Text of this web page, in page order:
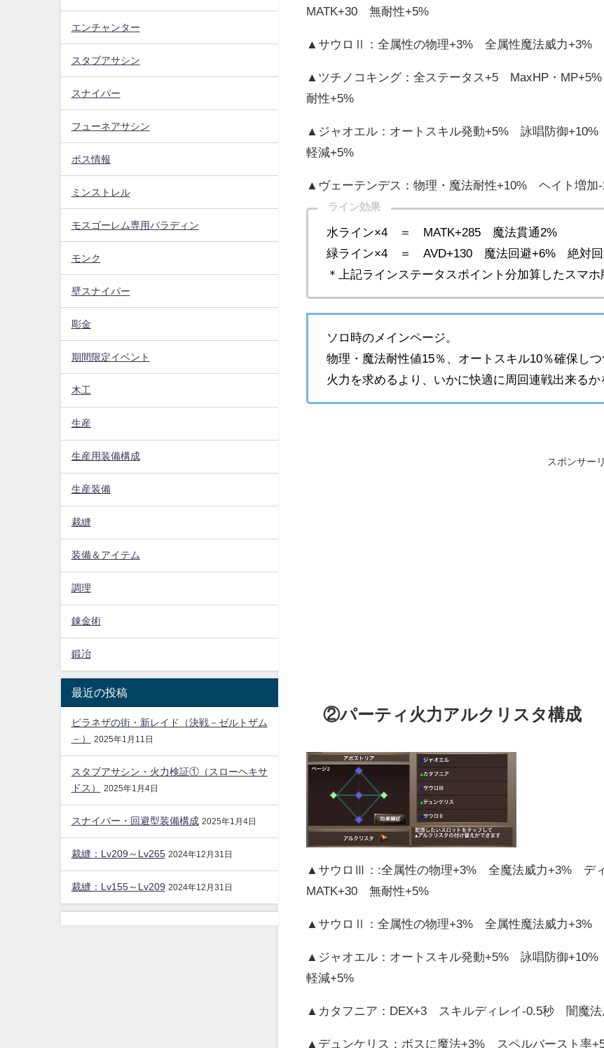
MATK+30 無耐性+5%
▲サウロⅡ：全属性の物理+3% 全属性魔法威力+3%
▲ツチノコキング：全ステータス+5 MaxHP・
耐性+5%
▲ジャオエル：オートスキル発動+5% 詠唱防御
軽減+5%
▲ヴェーテンデス：物理・魔法耐性+10% ヘイト増
ライン効果
水ライン×4 ＝ MATK+285 魔法貫通2%
緑ライン×4 ＝ AVD+130 魔法回避+6% 絶対回
＊上記ラインステータスポイント分加算したスマホ
ソロ時のメインページ。
物理・魔法耐性値15％、オートスキル10％確保しつ
火力を求めるより、いかに快適に周回連戦出来るか
スポンサー
②パーティ火力アルクリスタ構成
▲サウロⅢ：:全属性の物理+3% 全魔法威力+3% デ
MATK+30 無耐性+5%
▲サウロⅡ：全属性の物理+3% 全属性魔法威力+3%
▲ジャオエル：オートスキル発動+5% 詠唱防御
軽減+5%
▲カタフニア：DEX+3 スキルディレイ-0.5秒 闇魔
▲デュンケリス：ボスに魔法+3% スペルバースト率
エンチャンター
スタブアサシン
スナイパー
フューネアサシン
ボス情報
ミンストレル
モスゴーレム専用パラディン
モンク
壁スナイパー
彫金
期間限定イベント
木工
生産
生産用装備構成
生産装備
裁縫
装備＆アイテム
調理
錬金術
鍛冶
最近の投稿
ピラネザの街・新レイド（決戦－ゼルトザム
－）
2025年1月11日
スタブアサシン・火力検証①（スローヘキサ
ドス）
2025年1月4日
スナイパー・回避型装備構成 2025年1月4日
裁縫：Lv209～Lv265 2024年12月31日
裁縫：Lv155～Lv209 2024年12月31日